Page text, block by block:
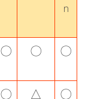
n
〇 〇 〇
〇 △ 〇